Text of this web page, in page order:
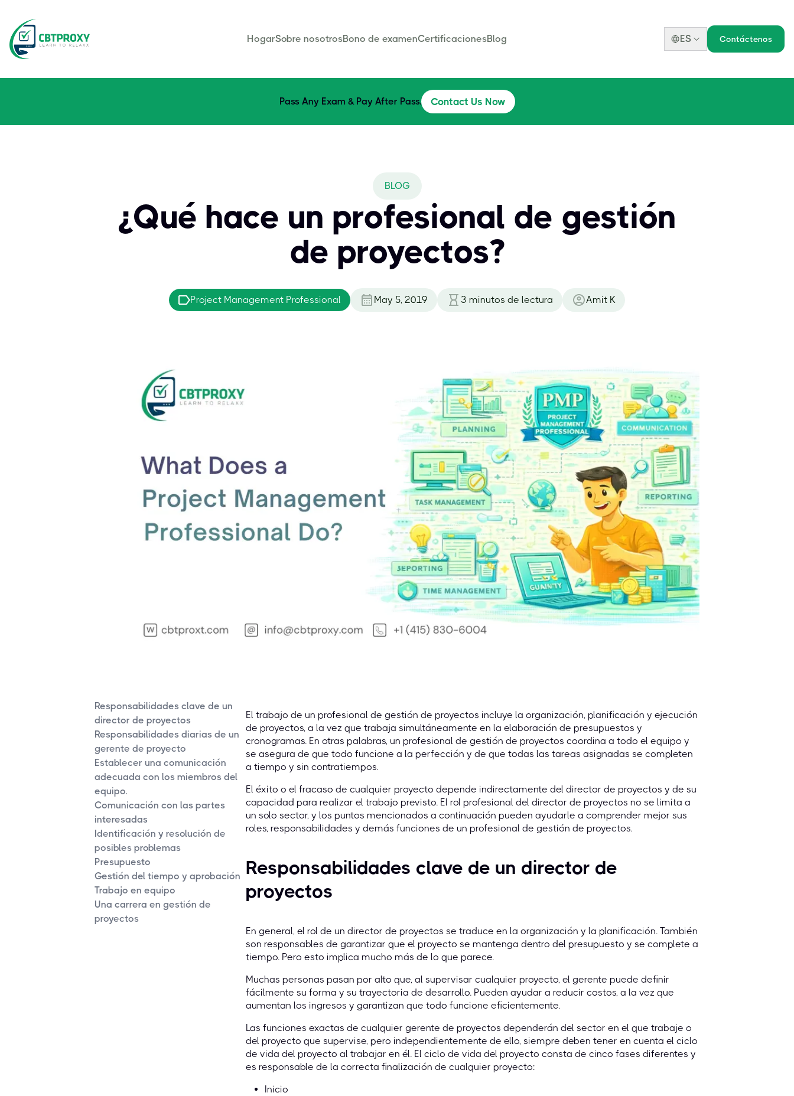
HogarSobre nosotrosBono de examenCertificacionesBlog ES Contáctenos
Pass Any Exam & Pay After Pass. Contact Us Now
BLOG
¿Qué hace un profesional de gestión
de proyectos?
Project Management Professional May 5, 2019 3 minutos de lectura Amit K
Responsabilidades clave de un
director de proyectos
Responsabilidades diarias de un
gerente de proyecto
Establecer una comunicación
adecuada con los miembros del
equipo.
Comunicación con las partes
interesadas
Identificación y resolución de
posibles problemas
Presupuesto
Gestión del tiempo y aprobación
Trabajo en equipo
Una carrera en gestión de
proyectos
El trabajo de un profesional de gestión de proyectos incluye la organización, planificación y ejecución
de proyectos, a la vez que trabaja simultáneamente en la elaboración de presupuestos y
cronogramas. En otras palabras, un profesional de gestión de proyectos coordina a todo el equipo y
se asegura de que todo funcione a la perfección y de que todas las tareas asignadas se completen
a tiempo y sin contratiempos.
El éxito o el fracaso de cualquier proyecto depende indirectamente del director de proyectos y de su
capacidad para realizar el trabajo previsto. El rol profesional del director de proyectos no se limita a
un solo sector, y los puntos mencionados a continuación pueden ayudarle a comprender mejor sus
roles, responsabilidades y demás funciones de un profesional de gestión de proyectos.
Responsabilidades clave de un director de
proyectos
En general, el rol de un director de proyectos se traduce en la organización y la planificación. También
son responsables de garantizar que el proyecto se mantenga dentro del presupuesto y se complete a
tiempo. Pero esto implica mucho más de lo que parece.
Muchas personas pasan por alto que, al supervisar cualquier proyecto, el gerente puede definir
fácilmente su forma y su trayectoria de desarrollo. Pueden ayudar a reducir costos, a la vez que
aumentan los ingresos y garantizan que todo funcione eficientemente.
Las funciones exactas de cualquier gerente de proyectos dependerán del sector en el que trabaje o
del proyecto que supervise, pero independientemente de ello, siempre deben tener en cuenta el ciclo
de vida del proyecto al trabajar en él. El ciclo de vida del proyecto consta de cinco fases diferentes y
es responsable de la correcta finalización de cualquier proyecto:
Inicio